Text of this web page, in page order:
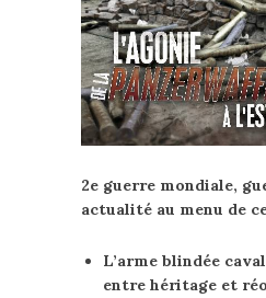
2e guerre mondiale,
actualité au menu de
L’arme blindée
entre héritage et